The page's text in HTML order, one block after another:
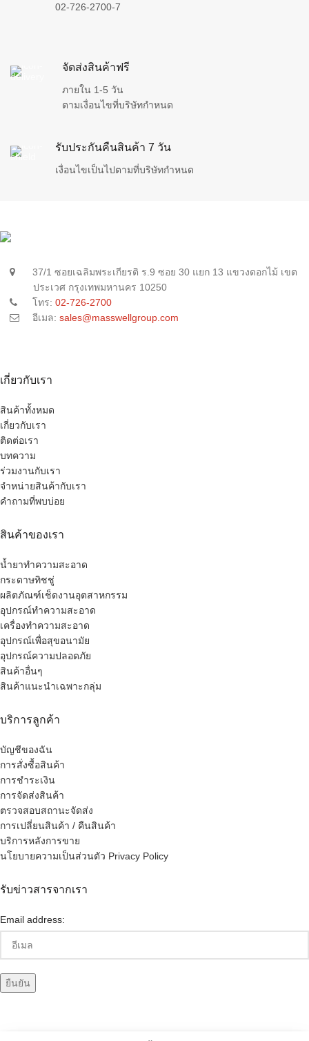
02-726-2700-7
จัดส่งสินค้าฟรี
ภายใน 1-5 วัน
ตามเงื่อนไขที่บริษัทกำหนด
รับประกันคืนสินค้า 7 วัน
เงื่อนไขเป็นไปตามที่บริษัทกำหนด
37/1 ซอยเฉลิมพระเกียรติ ร.9 ซอย 30 แยก 13 แขวงดอกไม้ เขต
ประเวศ กรุงเทพมหานคร 10250
โทร: 02-726-2700
อีเมล: sales@masswellgroup.com
เกี่ยวกับเรา
สินค้าทั้งหมด
เกี่ยวกับเรา
ติดต่อเรา
บทความ
ร่วมงานกับเรา
จำหน่ายสินค้ากับเรา
คำถามที่พบบ่อย
สินค้าของเรา
น้ำยาทำความสะอาด
กระดาษทิชชู่
ผลิตภัณฑ์เช็ดงานอุตสาหกรรม
อุปกรณ์ทำความสะอาด
เครื่องทำความสะอาด
อุปกรณ์เพื่อสุขอนามัย
อุปกรณ์ความปลอดภัย
สินค้าอื่นๆ
สินค้าแนะนำเฉพาะกลุ่ม
บริการลูกค้า
บัญชีของฉัน
การสั่งซื้อสินค้า
การชำระเงิน
การจัดส่งสินค้า
ตรวจสอบสถานะจัดส่ง
การเปลี่ยนสินค้า / คืนสินค้า
บริการหลังการขาย
นโยบายความเป็นส่วนตัว Privacy Policy
รับข่าวสารจากเรา
Email address: